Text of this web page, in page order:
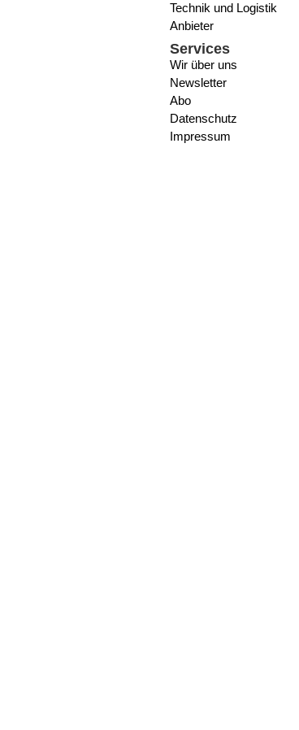
Technik und Logistik
Anbieter
Services
Wir über uns
Newsletter
Abo
Datenschutz
Impressum